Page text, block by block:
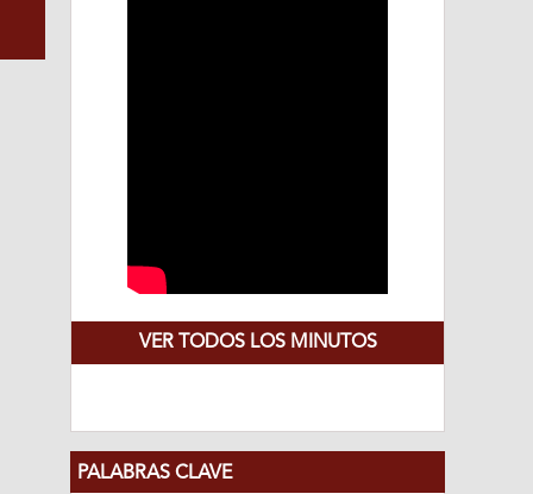
VER TODOS LOS MINUTOS
PALABRAS CLAVE